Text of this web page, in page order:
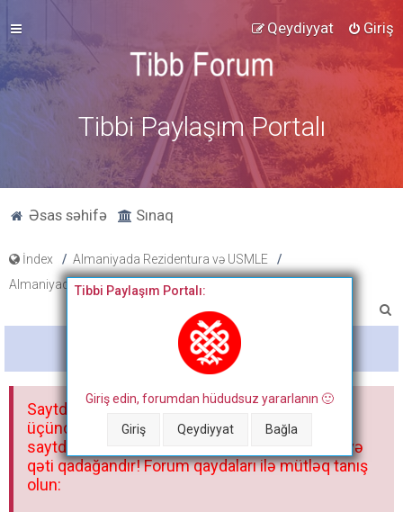
Giriş
Qeydiyyat
Tibbi Paylaşım Portalı
Əsas səhifə Sınaq
İndex
Almaniyada Rezidentura və USMLE
Almaniyada Rezidentura
Sual - cavab forumu
a
Bitdi
Tibbi Paylaşım Portalı:
Giriş edin, forumdan hüdudsuz yararlanın 🙂
Giriş Qeydiyyat Bağla
Saytdakı materiallar yalnız fərdi istifadəniz
üçündür. Materialları istisnasız heç bir qrupda,
saytda və sosial şəbəkədə paylaşmaq olmaz və
qəti qadağandır! Forum qaydaları ilə mütləq tanış
olun: